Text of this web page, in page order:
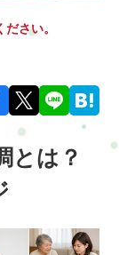
さい。
とは？